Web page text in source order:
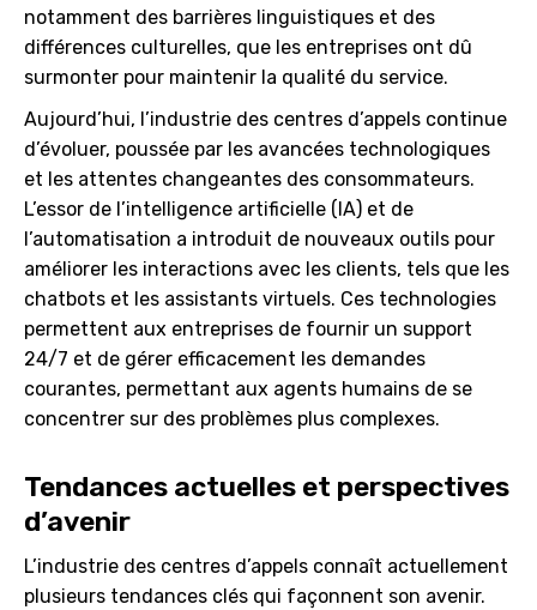
notamment des barrières linguistiques et des
différences culturelles, que les entreprises ont dû
surmonter pour maintenir la qualité du service.
Aujourd’hui, l’industrie des centres d’appels continue
d’évoluer, poussée par les avancées technologiques
et les attentes changeantes des consommateurs.
L’essor de l’intelligence artificielle (IA) et de
l’automatisation a introduit de nouveaux outils pour
améliorer les interactions avec les clients, tels que les
chatbots et les assistants virtuels. Ces technologies
permettent aux entreprises de fournir un support
24/7 et de gérer efficacement les demandes
courantes, permettant aux agents humains de se
concentrer sur des problèmes plus complexes.
Tendances actuelles et perspectives
d’avenir
L’industrie des centres d’appels connaît actuellement
plusieurs tendances clés qui façonnent son avenir.